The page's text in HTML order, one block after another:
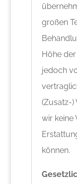
großen
Höhe
jedoch
(Zusatz-)
wir keine
können.